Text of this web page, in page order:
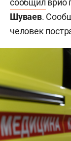
сообщил врио
Шуваев.
человек